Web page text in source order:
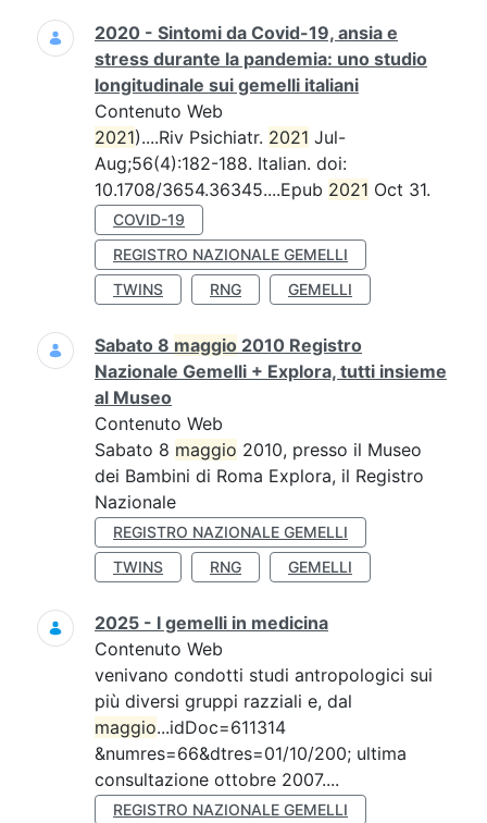
Ricerca
2020 - Sintomi da Covid-19, ansia e
stress durante la pandemia: uno studio
longitudinale sui gemelli italiani
Contenuto Web
2021)....Riv Psichiatr. 2021 Jul-
Aug;56(4):182-188. Italian. doi:
10.1708/3654.36345....Epub 2021 Oct 31.
COVID-19
REGISTRO NAZIONALE GEMELLI
TWINS
RNG GEMELLI
Sabato 8 maggio 2010 Registro
Nazionale Gemelli + Explora, tutti insieme
al Museo
Contenuto Web
Sabato 8 maggio 2010, presso il Museo
dei Bambini di Roma Explora, il Registro
Nazionale
REGISTRO NAZIONALE GEMELLI
TWINS
RNG GEMELLI
2025 - I gemelli in medicina
Contenuto Web
venivano condotti studi antropologici sui
più diversi gruppi razziali e, dal
maggio...idDoc=611314
&numres=66&dtres=01/10/200; ultima
consultazione ottobre 2007....
REGISTRO NAZIONALE GEMELLI